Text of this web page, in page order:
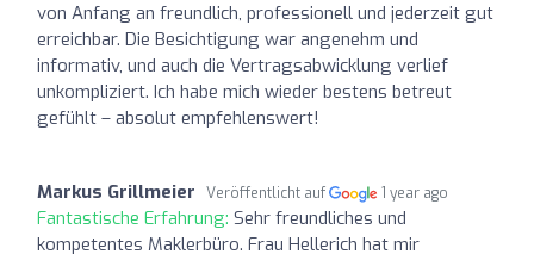
von Anfang an freundlich, professionell und jederzeit gut
erreichbar. Die Besichtigung war angenehm und
informativ, und auch die Vertragsabwicklung verlief
unkompliziert. Ich habe mich wieder bestens betreut
gefühlt – absolut empfehlenswert!
Markus Grillmeier Veröffentlicht auf 1 year ago
Fantastische Erfahrung: Sehr freundliches und
kompetentes Maklerbüro. Frau Hellerich hat mir